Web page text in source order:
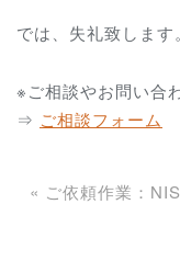
では、失礼致します。
※ご相談やお問い合
⇒ ご相談フォーム
« ご依頼作業：